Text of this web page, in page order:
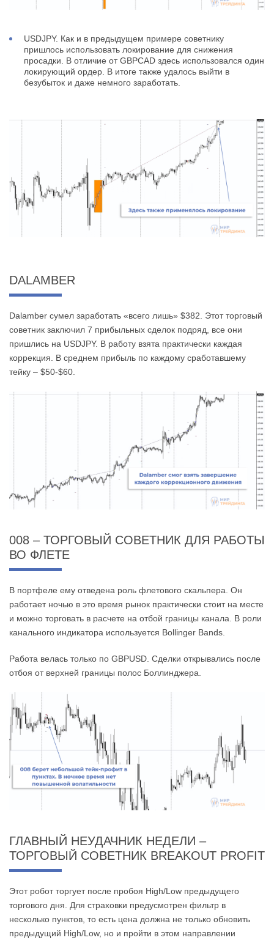
USDJPY. Как и в предыдущем примере советнику
пришлось использовать локирование для снижения
просадки. В отличие от GBPCAD здесь использовался один
локирующий ордер. В итоге также удалось выйти в
безубыток и даже немного заработать.
DALAMBER
Dalamber сумел заработать «всего лишь» $382. Этот торговый
советник заключил 7 прибыльных сделок подряд, все они
пришлись на USDJPY. В работу взята практически каждая
коррекция. В среднем прибыль по каждому сработавшему
тейку – $50-$60.
008 – ТОРГОВЫЙ СОВЕТНИК ДЛЯ РАБОТЫ
ВО ФЛЕТЕ
В портфеле ему отведена роль флетового скальпера. Он
работает ночью в это время рынок практически стоит на месте
и можно торговать в расчете на отбой границы канала. В роли
канального индикатора используется Bollinger Bands.
Работа велась только по GBPUSD. Сделки открывались после
отбоя от верхней границы полос Боллинджера.
ГЛАВНЫЙ НЕУДАЧНИК НЕДЕЛИ –
ТОРГОВЫЙ СОВЕТНИК BREAKOUT PROFIT
Этот робот торгует после пробоя High/Low предыдущего
торгового дня. Для страховки предусмотрен фильтр в
несколько пунктов, то есть цена должна не только обновить
предыдущий High/Low, но и пройти в этом направлении